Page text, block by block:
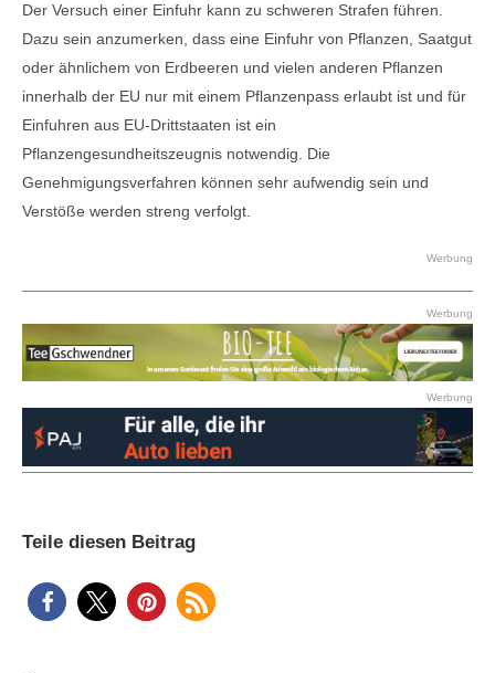
Der Versuch einer Einfuhr kann zu schweren Strafen führen.
Dazu sein anzumerken, dass eine Einfuhr von Pflanzen, Saatgut
oder ähnlichem von Erdbeeren und vielen anderen Pflanzen
innerhalb der EU nur mit einem Pflanzenpass erlaubt ist und für
Einfuhren aus EU-Drittstaaten ist ein
Pflanzengesundheitszeugnis notwendig. Die
Genehmigungsverfahren können sehr aufwendig sein und
Verstöße werden streng verfolgt.
Werbung
Werbung
Werbung
Teile diesen Beitrag